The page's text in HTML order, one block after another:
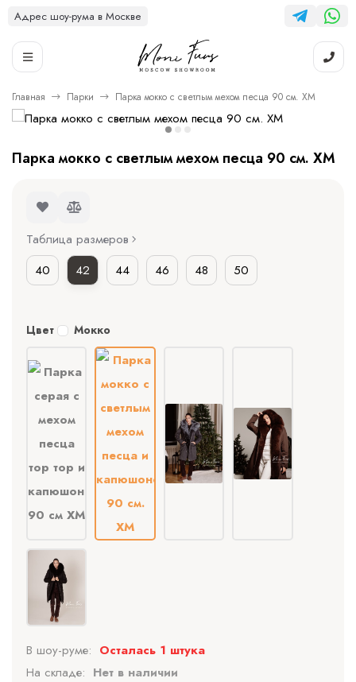
Адрес шоу-рума в Москве
Главная Парки Парка мокко с светлым мехом песца 90 см. ХМ
Парка мокко с светлым мехом песца 90 см. ХМ
Таблица размеров
40
42 44 46 48 50
Цвет Мокко
В шоу-руме: Осталась 1 штука
На складе: Нет в наличии